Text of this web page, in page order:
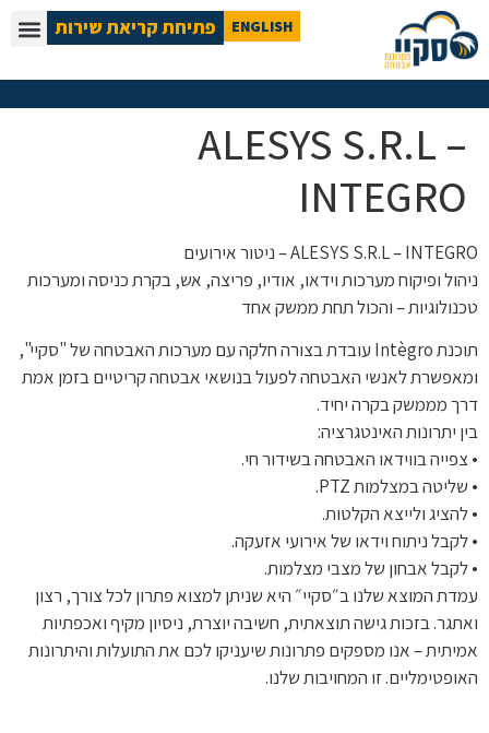
פתיחת קריאת שירות ENGLISH
ALESYS S.R.L –
INTEGRO
ALESYS S.R.L – INTEGRO – ניטור אירועים
ניהול ופיקוח מערכות וידאו, אודיו, פריצה, אש, בקרת כניסה ומערכות
טכנולוגיות – והכול תחת ממשק אחד
תוכנת Intègro עובדת בצורה חלקה עם מערכות האבטחה של "סקיי",
ומאפשרת לאנשי האבטחה לפעול בנושאי אבטחה קריטיים בזמן אמת
דרך מממשק בקרה יחיד.
בין יתרונות האינטגרציה:
• צפייה בווידאו האבטחה בשידור חי.
• שליטה במצלמות PTZ.
• להציג ולייצא הקלטות.
• לקבל ניתוח וידאו של אירועי אזעקה.
• לקבל אבחון של מצבי מצלמות.
עמדת המוצא שלנו ב״סקיי״ היא שניתן למצוא פתרון לכל צורך, רצון
ואתגר. בזכות גישה תוצאתית, חשיבה יוצרת, ניסיון מקיף ואכפתיות
אמיתית – אנו מספקים פתרונות שיעניקו לכם את התועלות והיתרונות
האופטימליים. זו המחויבות שלנו.